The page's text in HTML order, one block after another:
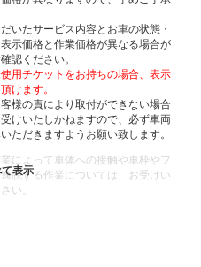
いたサービス内容とお車の状態・
示価格と作業価格が異なる場合が
認ください。
用チケットをお持ちの場合、表示
けます。
様の責により取付ができない場合
けいたしかねますので、必ず車両
ただきますようお願い致します。
によって車体への接触や車枠やフ
脱する作業については、お受けい
い。